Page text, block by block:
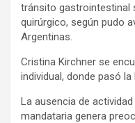
tránsito gastrointestinal
quirúrgico, según pudo
Argentinas.
Cristina Kirchner se
individual, donde pasó
La ausencia de
mandataria genera